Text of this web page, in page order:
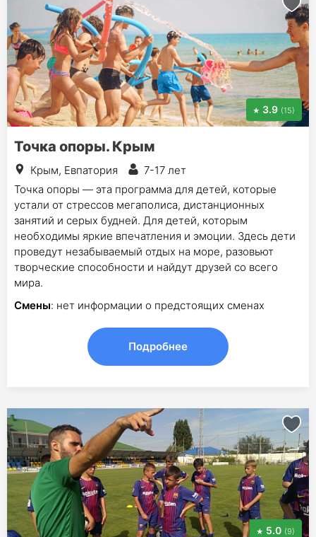
3.9 (15)
Точка опоры. Крым
Крым, Евпатория
7-17 лет
Точка опоры — эта программа для детей, которые
устали от стрессов мегаполиса, дистанционных
занятий и серых будней. Для детей, которым
необходимы яркие впечатления и эмоции. Здесь дети
проведут незабываемый отдых на море, разовьют
творческие способности и найдут друзей со всего
мира.
Смены: нет информации о предстоящих сменах
Подробнее
5.0 (9)